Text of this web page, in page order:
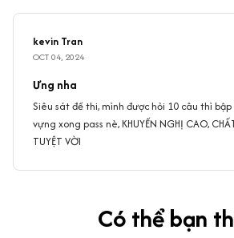
kevin Tran
OCT 04, 2024
Ưng nha
Siêu sát đề thi, mình được hỏi 10 câu thì
vựng xong pass nè, KHUYẾN NGHỊ CAO,
TUYỆT VỜI
Có thể bạn